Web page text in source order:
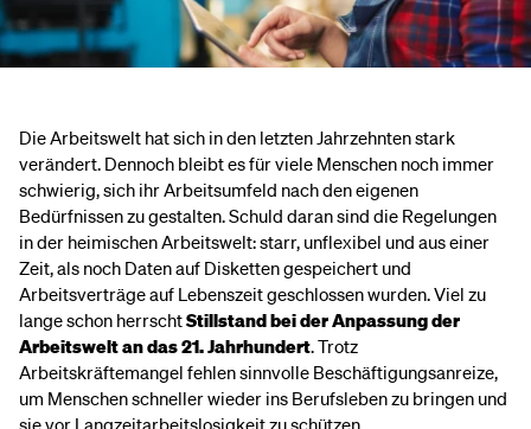
Die Arbeitswelt hat sich in den letzten Jahrzehnten stark
verändert. Dennoch bleibt es für viele Menschen noch immer
schwierig, sich ihr Arbeitsumfeld nach den eigenen
Bedürfnissen zu gestalten. Schuld daran sind die Regelungen
in der heimischen Arbeitswelt: starr, unflexibel und aus einer
Zeit, als noch Daten auf Disketten gespeichert und
Arbeitsverträge auf Lebenszeit geschlossen wurden. Viel zu
lange schon herrschtStillstand bei der Anpassung der
Arbeitswelt an das 21. Jahrhundert. Trotz
Arbeitskräftemangel fehlen sinnvolle Beschäftigungsanreize,
um Menschen schneller wieder ins Berufsleben zu bringen und
sie vor Langzeitarbeitslosigkeit zu schützen.